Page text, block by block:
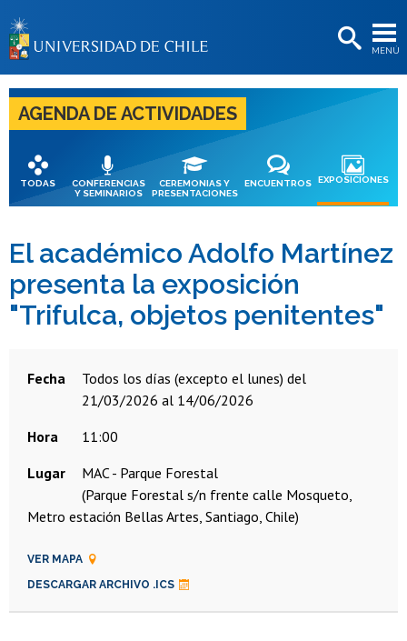
MENÚ
BIBLIOTECAS
LA UNIVERSIDAD
Postulantes
Estudiantes
Académicas/os
Funcionarias/os
Egresadas/os
AGENDA DE ACTIVIDADES
TODAS
CONFERENCIAS
Y SEMINARIOS
CEREMONIAS Y
PRESENTACIONES
ENCUENTROS EXPOSICIONES
El académico Adolfo Martínez
presenta la exposición
"Trifulca, objetos penitentes"
Fecha
todos los días (excepto el lunes) del
21/03/2026 al 14/06/2026
Hora
11:00
Lugar
MAC - Parque Forestal
(Parque Forestal s/n frente calle Mosqueto,
Metro estación Bellas Artes, Santiago, Chile)
VER MAPA
DESCARGAR ARCHIVO .ICS